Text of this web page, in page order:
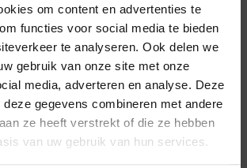
om content en advertenties te
functies voor social media te bieden
te analyseren. Ook delen we
gebruik van onze site met onze
media, adverteren en analyse. Deze
deze gegevens combineren met andere
ze heeft verstrekt of die ze hebben
van uw gebruik van hun services.
product
×